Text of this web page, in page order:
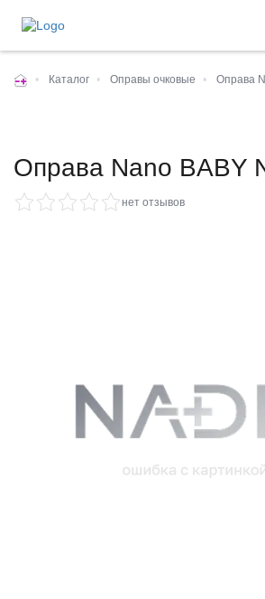
• Каталог • Оправы очковые • Оправа
Оправа Nano BABY
нет отзывов